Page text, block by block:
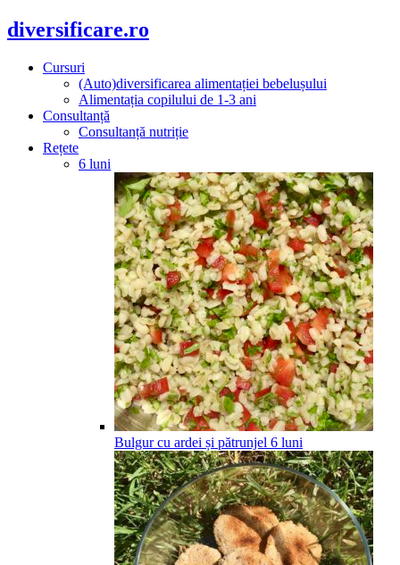
diversificare.ro
Cursuri
(Auto)diversificarea alimentației bebelușului
Alimentația copilului de 1-3 ani
Consultanță
Consultanță nutriție
Rețete
6 luni
Bulgur cu ardei și pătrunjel 6 luni